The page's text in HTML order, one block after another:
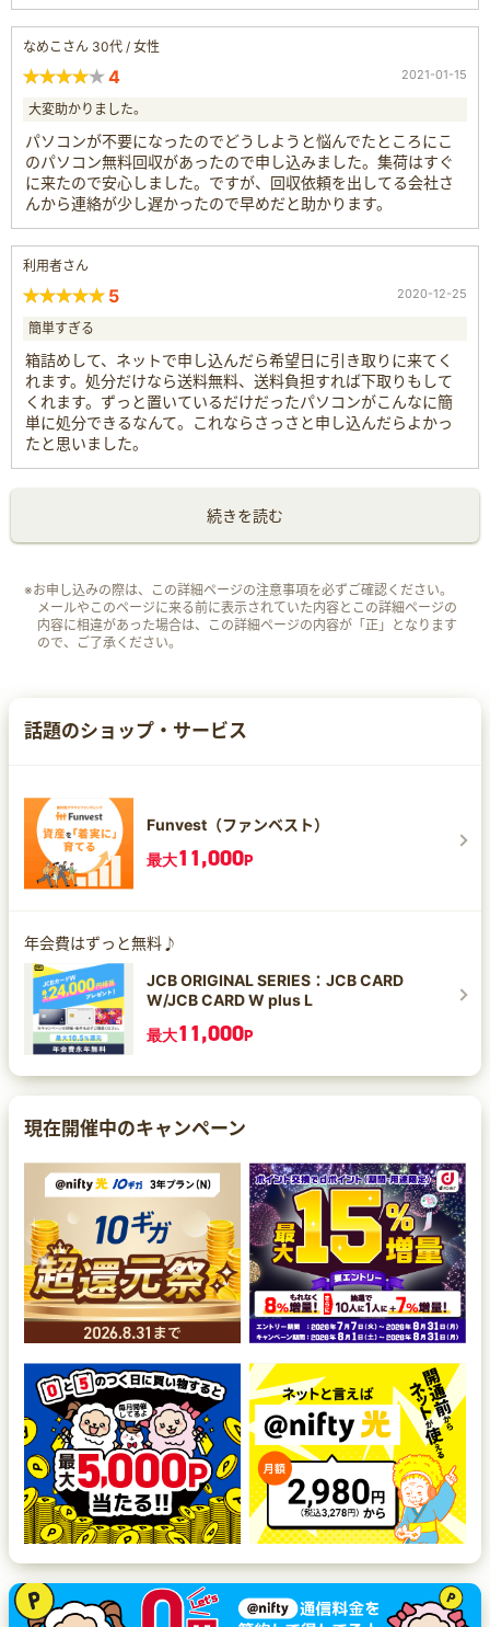
なめこさん 30代 / 女性
4 2021-01-15
大変助かりました。
パソコンが不要になったのでどうしようと悩んでたところにこ
のパソコン無料回収があったので申し込みました。集荷はすぐ
に来たので安心しました。ですが、回収依頼を出してる会社さ
んから連絡が少し遅かったので早めだと助かります。
利用者さん
5 2020-12-25
簡単すぎる
箱詰めして、ネットで申し込んだら希望日に引き取りに来てく
れます。処分だけなら送料無料、送料負担すれば下取りもして
くれます。ずっと置いているだけだったパソコンがこんなに簡
単に処分できるなんて。これならさっさと申し込んだらよかっ
たと思いました。
続きを読む
※お申し込みの際は、この詳細ページの注意事項を必ずご確認ください。
メールやこのページに来る前に表示されていた内容とこの詳細ページの
内容に相違があった場合は、この詳細ページの内容が「正」となります
ので、ご了承ください。
話題のショップ・サービス
Funvest（ファンベスト）
最大11,000P
年会費はずっと無料♪
JCB ORIGINAL SERIES：JCB CARD
W/JCB CARD W plus L
最大11,000P
現在開催中のキャンペーン